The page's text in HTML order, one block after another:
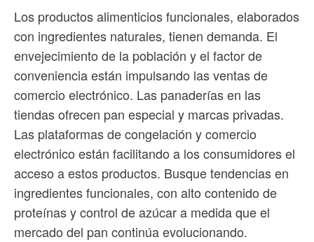
Los productos alimenticios funcionales, elaborados
con ingredientes naturales, tienen demanda. El
envejecimiento de la población y el factor de
conveniencia están impulsando las ventas de
comercio electrónico. Las panaderías en las
tiendas ofrecen pan especial y marcas privadas.
Las plataformas de congelación y comercio
electrónico están facilitando a los consumidores el
acceso a estos productos. Busque tendencias en
ingredientes funcionales, con alto contenido de
proteínas y control de azúcar a medida que el
mercado del pan continúa evolucionando.